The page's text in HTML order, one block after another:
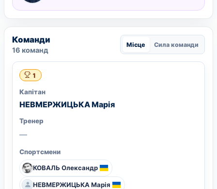
Команди
16 команд
Місце Сила команди
1
Капітан
НЕВМЕРЖИЦЬКА Марія
Тренер
—
Спортсмени
КОВАЛЬ Олександр
НЕВМЕРЖИЦЬКА Марія